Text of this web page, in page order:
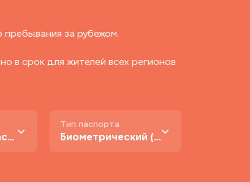
пребывания за рубежом.
в срок для жителей всех регионов
В Москве и области
Тип паспорта
Биометрический (нового образца)